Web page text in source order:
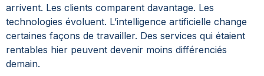
arrivent. Les clients comparent davantage. Les
technologies évoluent. L’intelligence artificielle change
certaines façons de travailler. Des services qui étaient
rentables hier peuvent devenir moins différenciés
demain.